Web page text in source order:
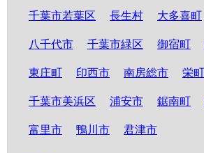
千葉市若葉区 長生村 大多喜町
八千代市 千葉市緑区 御宿町
東庄町 印西市 南房総市 栄町
千葉市美浜区 浦安市 鋸南町
富里市 鴨川市 君津市